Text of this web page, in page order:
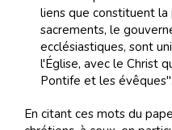
liens que constituent
sacrements, le
ecclésiastiques, sont
l'Église, avec le Christ
Pontife et les
En citant ces mots du